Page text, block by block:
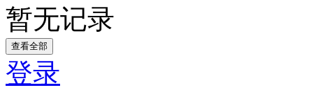
暂无记录
查看全部
登录